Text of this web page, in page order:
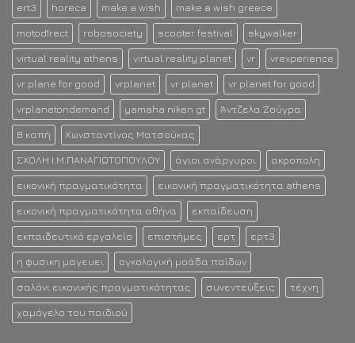
ert3 horeca make a wish make a wish greece
motod1rect robosociety scooter festival skywalker
virtual reality athens virtual reality planet vr vrexperience
vr plane for good vrplanet vr planet vr planet for good
vrplanetondemand yamaha niken gt Άντζελα Ζούγρα
Β καπή Κωνσταντίνος Ματσούκας
ΣΧΟΛΗ Ι.Μ.ΠΑΝΑΓΙΩΤΟΠΟΥΛΟΥ άγιοι ανάργυροι ακροπολη
εικονική πραγματικότητα εικονική πραγματικότητα athens
εικονική πραγματικότητα αθήνα εκπαίδευση
εκπαιδευτικό εργαλείο επιστήμες ερτ ερτ3
η φυσικη μαγευει ογκολογική μοάδα παίδων
σαλόνι εικονικής πραγματικότητας συνεντεύξεις τέχνη
χαμόγελο του παιδιού